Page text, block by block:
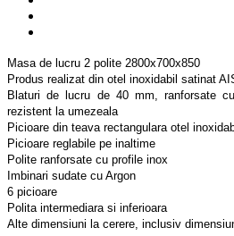
Masa de lucru 2 polite 2800x700x850
Produs realizat din otel inoxidabil satinat
Blaturi de lucru de 40 mm, ranforsate
rezistent la umezeala
Picioare din teava rectangulara otel
Picioare reglabile pe inaltime
Polite ranforsate cu profile inox
Imbinari sudate cu Argon
6 picioare
Polita intermediara si inferioara
Alte dimensiuni la cerere, inclusiv